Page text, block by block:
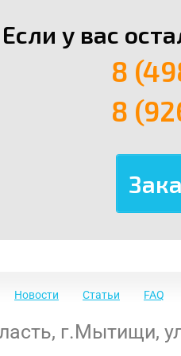
Если у вас
8
8
Новости Статьи FAQ
, г.Мытищи,